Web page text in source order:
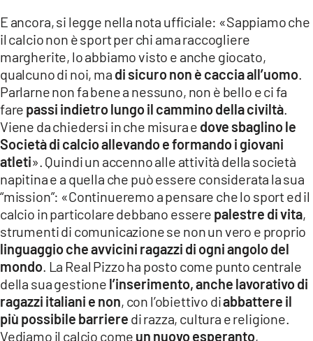
E ancora, si legge nella nota ufficiale: «Sappiamo che
il calcio non è sport per chi ama raccogliere
margherite, lo abbiamo visto e anche giocato,
qualcuno di noi, ma di sicuro non è caccia all’uomo.
Parlarne non fa bene a nessuno, non è bello e ci fa
fare passi indietro lungo il cammino della civiltà.
Viene da chiedersi in che misura e dove sbaglino le
Società di calcio allevando e formando i giovani
atleti». Quindi un accenno alle attività della società
napitina e a quella che può essere considerata la sua
“mission”: «Continueremo a pensare che lo sport ed il
calcio in particolare debbano essere palestre di vita,
strumenti di comunicazione se non un vero e proprio
linguaggio che avvicini ragazzi di ogni angolo del
mondo. La Real Pizzo ha posto come punto centrale
della sua gestione l’inserimento, anche lavorativo di
ragazzi italiani e non, con l’obiettivo diabbattere il
più possibile barriere di razza, cultura e religione.
Vediamo il calcio come un nuovo esperanto,